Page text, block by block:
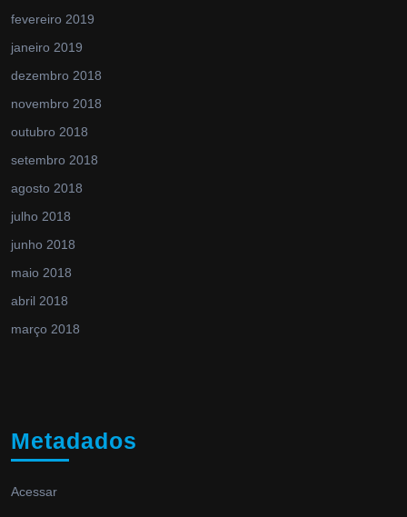
fevereiro 2019
janeiro 2019
dezembro 2018
novembro 2018
outubro 2018
setembro 2018
agosto 2018
julho 2018
junho 2018
maio 2018
abril 2018
março 2018
Metadados
Acessar